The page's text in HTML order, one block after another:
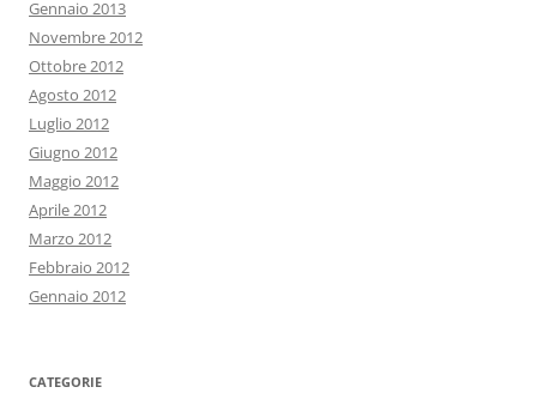
Gennaio 2013
Novembre 2012
Ottobre 2012
Agosto 2012
Luglio 2012
Giugno 2012
Maggio 2012
Aprile 2012
Marzo 2012
Febbraio 2012
Gennaio 2012
CATEGORIE